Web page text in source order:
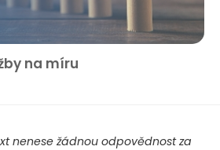
na míru
nenese žádnou odpovědnost za